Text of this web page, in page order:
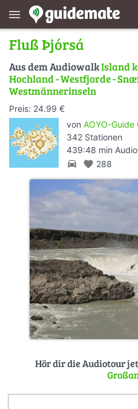
menu
Fluß Þjórsá
Aus dem AudiowalkIsland
Hochland - Westfjorde -
Westmännerinseln
Preis: 24.99 €
von AOYO-Guide
342 Stationen
439:48 min Audio
directions_car favorite 288
Hör dir die Audiotour